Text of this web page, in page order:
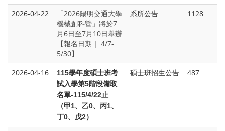
2026-04-22
「2026陽明交通大學
機械創科營」將於7
月6日至7月10日舉辦
【報名日期｜ 4/7-
5/30】
系所公告 1128
2026-04-16 115學年度碩士班考
試入學第5階段備取
名單-115/4/22止
（甲1、乙0、丙1、
丁0、戊2）
碩士班招生公告 487